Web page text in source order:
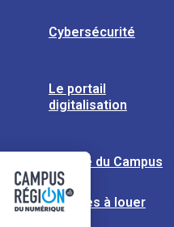
Cybersécurité
Le portail
digitalisation
L’usine du Campus
Espaces à louer